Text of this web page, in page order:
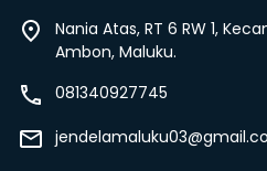
Nania Atas, RT 6 RW 1,
Ambon, Maluku.
081340927745